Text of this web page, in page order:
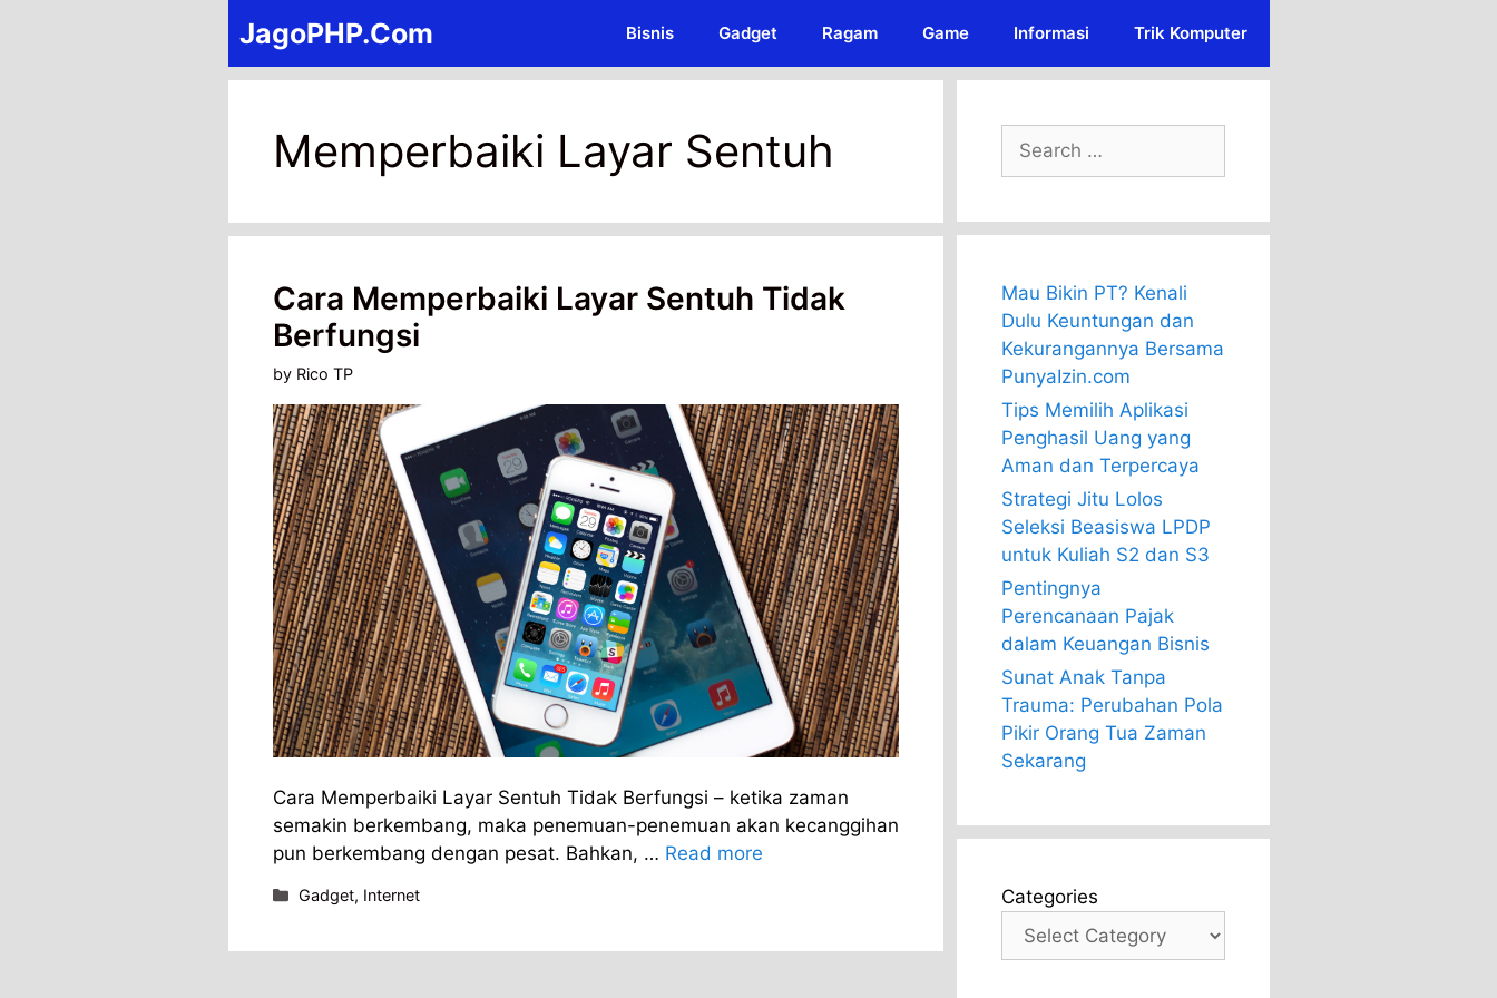
JagoPHP.Com Bisnis Gadget Ragam Game Informasi Trik Komputer
Memperbaiki Layar Sentuh
Cara Memperbaiki Layar Sentuh Tidak
Berfungsi
by Rico TP
Cara Memperbaiki Layar Sentuh Tidak Berfungsi – ketika zaman
semakin berkembang, maka penemuan-penemuan akan kecanggihan
pun berkembang dengan pesat. Bahkan, … Read more
Categories
Gadget, Internet
Search
for:
Mau Bikin PT? Kenali
Dulu Keuntungan dan
Kekurangannya Bersama
PunyaIzin.com
Tips Memilih Aplikasi
Penghasil Uang yang
Aman dan Terpercaya
Strategi Jitu Lolos
Seleksi Beasiswa LPDP
untuk Kuliah S2 dan S3
Pentingnya
Perencanaan Pajak
dalam Keuangan Bisnis
Sunat Anak Tanpa
Trauma: Perubahan Pola
Pikir Orang Tua Zaman
Sekarang
Categories